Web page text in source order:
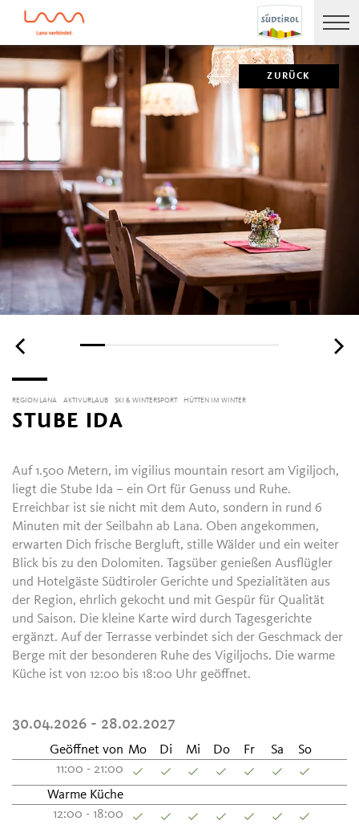
ZURÜCK
REGION LANA AKTIVURLAUB SKI & WINTERSPORT HÜTTEN IM WINTER
STUBE IDA
Auf 1.500 Metern, im vigilius mountain resort am Vigiljoch,
liegt die Stube Ida – ein Ort für Genuss und Ruhe.
Erreichbar ist sie nicht mit dem Auto, sondern in rund 6
Minuten mit der Seilbahn ab Lana. Oben angekommen,
erwarten Dich frische Bergluft, stille Wälder und ein weiter
Blick bis zu den Dolomiten. Tagsüber genießen Ausflügler
und Hotelgäste Südtiroler Gerichte und Spezialitäten aus
der Region, ehrlich gekocht und mit Gespür für Qualität
und Saison. Die kleine Karte wird durch Tagesgerichte
ergänzt. Auf der Terrasse verbindet sich der Geschmack der
Berge mit der besonderen Ruhe des Vigiljochs. Die warme
Küche ist von 12:00 bis 18:00 Uhr geöffnet.
30.04.2026 - 28.02.2027
Geöffnet von Mo Di Mi Do Fr Sa
So
11:00 - 21:00
Warme Küche
12:00 - 18:00